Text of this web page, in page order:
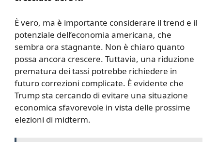
È vero, ma è importante considerare il trend e il
potenziale dell’economia americana, che
sembra ora stagnante. Non è chiaro quanto
possa ancora crescere. Tuttavia, una riduzione
prematura dei tassi potrebbe richiedere in
futuro correzioni complicate. È evidente che
Trump sta cercando di evitare una situazione
economica sfavorevole in vista delle prossime
elezioni di midterm.